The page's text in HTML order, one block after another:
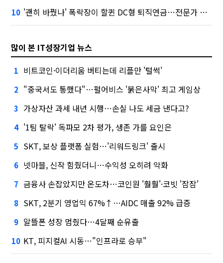
10 '괜히 바꿨나' 폭락장이 할퀸 DC형 퇴직연금…전문가 조언은
많이 본 IT성장기업 뉴스
1 비트코인·이더리움 버티는데 리플만 '털썩'
2 "중국서도 통했다"…펄어비스 '붉은사막' 최고 게임상
3 가상자산 과세 내년 시행…손실 나도 세금 낸다고?
4 '1팀 탈락' 독파모 2차 평가, 생존 가를 요인은
5 SKT, 보상 플랫폼 실험…'리워드링크' 출시
6 넷마블, 신작 힘줬더니…수익성 오히려 악화
7 금융사 손잡았지만 온도차…코인원 '훨훨'·코빗 '잠잠'
8 SKT, 2분기 영업익 67%↑…AIDC 매출 92% 급증
9 알뜰폰 성장 멈췄다…4달째 순유출
10 KT, 피지컬AI 시동…"인프라로 승부"